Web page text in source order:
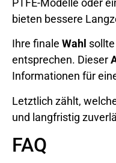
PTFE-Modelle oder
bieten bessere
Ihre finale Wahl
entsprechen. Dieser
Informationen für
Letztlich zählt,
und langfristig
FAQ